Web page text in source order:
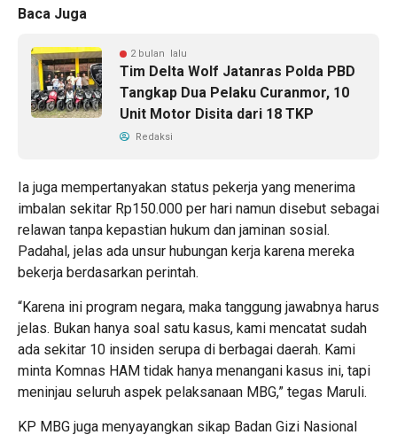
Baca Juga
2 bulan lalu
Tim Delta Wolf Jatanras Polda PBD
Tangkap Dua Pelaku Curanmor, 10
Unit Motor Disita dari 18 TKP
Redaksi
Ia juga mempertanyakan status pekerja yang menerima
imbalan sekitar Rp150.000 per hari namun disebut sebagai
relawan tanpa kepastian hukum dan jaminan sosial.
Padahal, jelas ada unsur hubungan kerja karena mereka
bekerja berdasarkan perintah.
“Karena ini program negara, maka tanggung jawabnya harus
jelas. Bukan hanya soal satu kasus, kami mencatat sudah
ada sekitar 10 insiden serupa di berbagai daerah. Kami
minta Komnas HAM tidak hanya menangani kasus ini, tapi
meninjau seluruh aspek pelaksanaan MBG,” tegas Maruli.
KP MBG juga menyayangkan sikap Badan Gizi Nasional